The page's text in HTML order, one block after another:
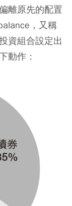
離原先的配置
，又稱
資組合設定出
動作：